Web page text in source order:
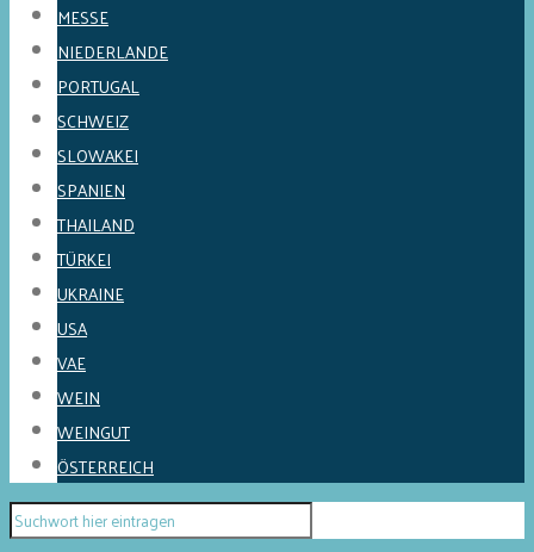
MESSE
NIEDERLANDE
PORTUGAL
SCHWEIZ
SLOWAKEI
SPANIEN
THAILAND
TÜRKEI
UKRAINE
USA
VAE
WEIN
WEINGUT
ÖSTERREICH